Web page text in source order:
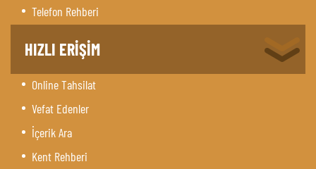
Telefon Rehberi
HIZLI ERİŞİM
Online Tahsilat
Vefat Edenler
İçerik Ara
Kent Rehberi